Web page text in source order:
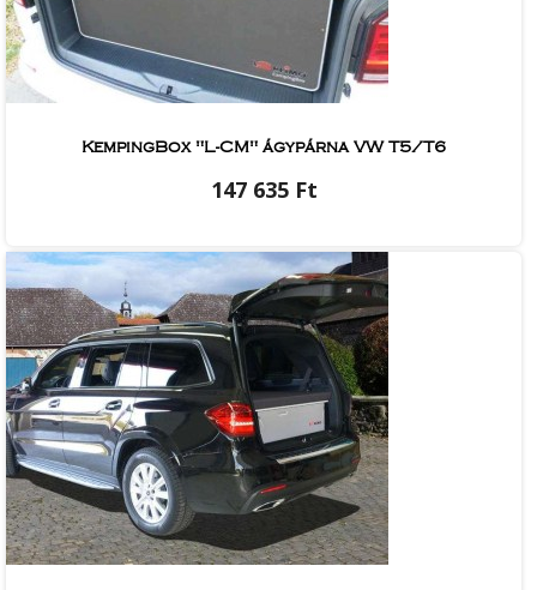
KempingBox "L-CM" ágypárna VW T5/T6
147 635 Ft